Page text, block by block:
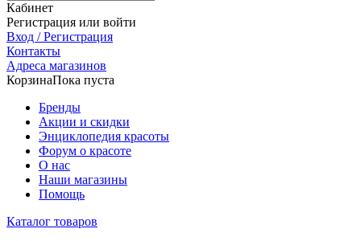
Кабинет
Регистрация или войти
Вход / Регистрация
Контакты
Адреса магазинов
КорзинаПока пуста
Бренды
Акции и скидки
Энциклопедия красоты
Форум о красоте
О нас
Наши магазины
Помощь
Каталог товаров